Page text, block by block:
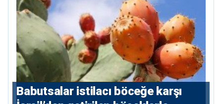
Babutsalar istilacı böceğe karşı